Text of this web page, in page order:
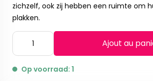
zichzelf, ook zij hebben een ruimte om
plakken.
Ajout au
Op voorraad: 1